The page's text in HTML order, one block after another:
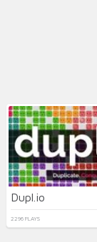
Dupl.io
2296 PLAYS